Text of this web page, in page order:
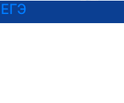
систем